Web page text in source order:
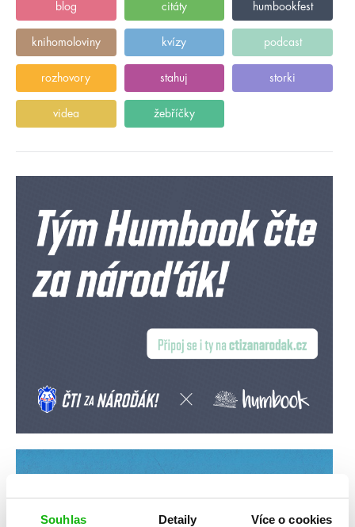
Souhlas Detaily Více o cookies
blog citáty humbookfest
knihomoloviny kvízy podcast
rozhovory stahuj storki
videa žebříčky